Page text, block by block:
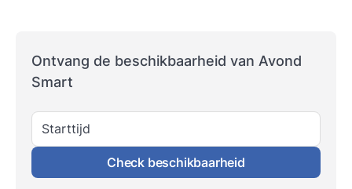
Ontvang de beschikbaarheid van Avond
Smart
Starttijd
Check beschikbaarheid